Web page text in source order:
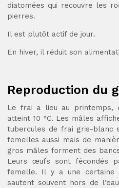
diatomées qui recouvre les
pierres.
Il est plutôt actif de jour.
En hiver, il réduit son
Reproduction du
Le frai a lieu au printemps,
atteint 10 °C. Les mâles
tubercules de frai gris-blanc
femelles aussi mais de
gros mâles forment des
Leurs œufs sont fécondés
femelle. Il y a une certaine
sautent souvent hors de